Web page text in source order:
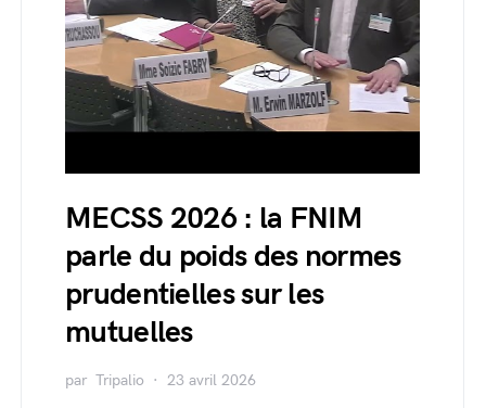
MECSS 2026 : la FNIM
parle du poids des normes
prudentielles sur les
mutuelles
par Tripalio 23 avril 2026